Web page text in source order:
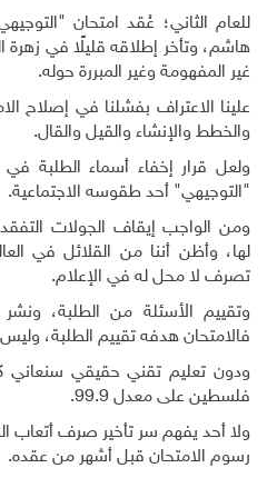
للعام الثاني؛ عُقد امتحان
هاشم، وتأخر إطلاقه قليلًا في
غير المفهومة وغير المبررة حوله.
علينا الاعتراف بفشلنا في إصلاح
والخطط والإنشاء والقيل والقال.
ولعل قرار إخفاء أسماء الطلبة في
"التوجيهي" أحد طقوسه الاجتماعية.
ومن الواجب إيقاف الجولات
لها، وأظن أننا من القلائل في
تصرف لا محل له في الإعلام.
وتقييم الأسئلة من الطلبة،
فالامتحان هدفه تقييم الطلبة،
ودون تعليم تقني حقيقي سنعاني
فلسطين على معدل 99.9.
ولا أحد يفهم سر تأخير صرف أتعاب
رسوم الامتحان قبل أشهر من عقده.